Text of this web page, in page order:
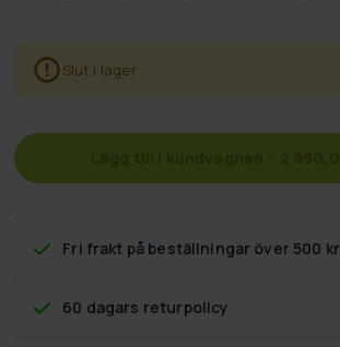
Slut i lager
Fri frakt på beställningar över 500 kr
60 dagars returpolicy